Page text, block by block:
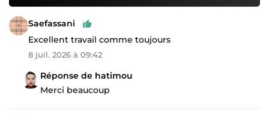
Saefassani
Excellent travail comme toujours
8 juil. 2026 à 09:42
Réponse de hatimou
Merci beaucoup